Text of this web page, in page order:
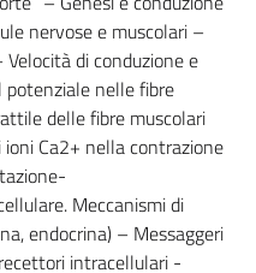
nervose e muscolari –
di conduzione e
potenziale nelle fibre
delle fibre muscolari
Ca2+ nella contrazione
Meccanismi di
endocrina) – Messaggeri
intracellulari -